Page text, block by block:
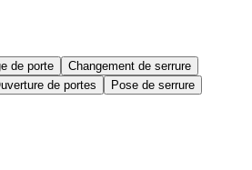
de porte
Changement de serrure
de portes
Pose de serrure